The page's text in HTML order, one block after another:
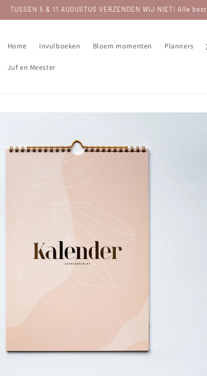
TUSSEN 5 & 11 AUGUSTUS VERZENDEN WIJ NIET! Alle
Home Invulboeken Bloem momenten Planners
Juf en Meester